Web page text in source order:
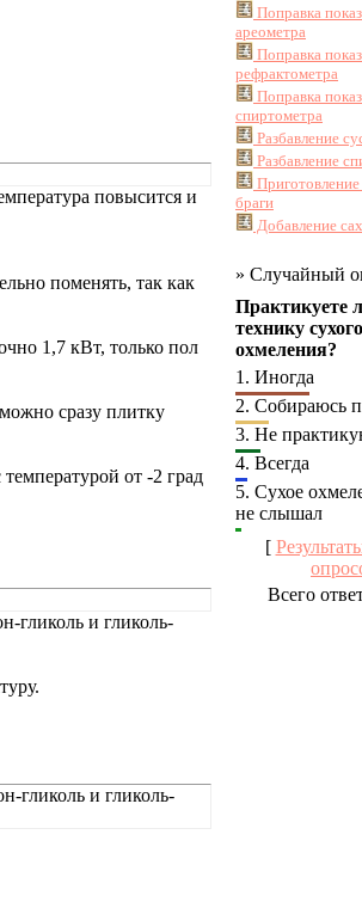
повысится и
поменять, так как
1,7 кВт, только пол
сразу плитку
от -2 град
гликоль и гликоль-
гликоль и гликоль-
Поправка
ареометра
Поправка
рефрактометра
Поправка
спиртометра
Разбавление
Разбавление
браги
Добавление
» Случайный
Практикуете
технику сухого
охмеления?
1. Иногда
2. Собираюсь
3. Не
4. Всегда
5. Сухое
не слышал
[
Всего